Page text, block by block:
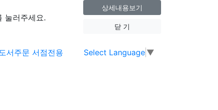
눌러주세요.
상세내용보기
닫 기
Select Language ▼